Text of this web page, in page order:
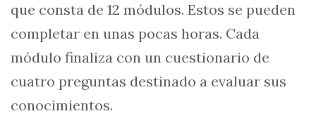
que consta de 12 módulos. Estos se pueden
completar en unas pocas horas. Cada
módulo finaliza con un cuestionario de
cuatro preguntas destinado a evaluar sus
conocimientos.